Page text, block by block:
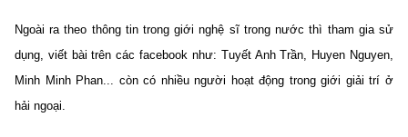
Ngoài ra theo thông tin trong giới nghệ sĩ trong nước thì tham gia sử
dụng, viết bài trên các facebook như: Tuyết Anh Trần, Huyen Nguyen,
Minh Minh Phan... còn có nhiều người hoạt động trong giới giải trí ở
hải ngoại.